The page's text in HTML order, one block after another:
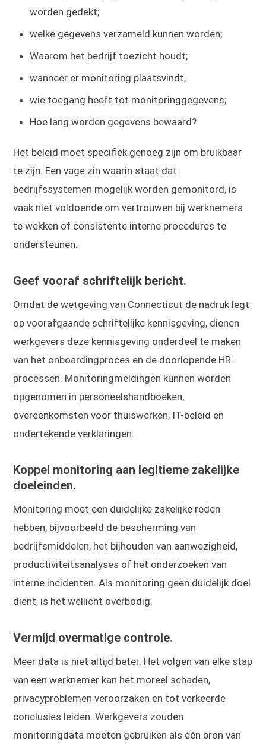
worden gedekt;
welke gegevens verzameld kunnen worden;
Waarom het bedrijf toezicht houdt;
wanneer er monitoring plaatsvindt;
wie toegang heeft tot monitoringgegevens;
Hoe lang worden gegevens bewaard?
Het beleid moet specifiek genoeg zijn om bruikbaar
te zijn. Een vage zin waarin staat dat
bedrijfssystemen mogelijk worden gemonitord, is
vaak niet voldoende om vertrouwen bij werknemers
te wekken of consistente interne procedures te
ondersteunen.
Geef vooraf schriftelijk bericht.
Omdat de wetgeving van Connecticut de nadruk legt
op voorafgaande schriftelijke kennisgeving, dienen
werkgevers deze kennisgeving onderdeel te maken
van het onboardingproces en de doorlopende HR-
processen. Monitoringmeldingen kunnen worden
opgenomen in personeelshandboeken,
overeenkomsten voor thuiswerken, IT-beleid en
ondertekende verklaringen.
Koppel monitoring aan legitieme zakelijke
doeleinden.
Monitoring moet een duidelijke zakelijke reden
hebben, bijvoorbeeld de bescherming van
bedrijfsmiddelen, het bijhouden van aanwezigheid,
productiviteitsanalyses of het onderzoeken van
interne incidenten. Als monitoring geen duidelijk doel
dient, is het wellicht overbodig.
Vermijd overmatige controle.
Meer data is niet altijd beter. Het volgen van elke stap
van een werknemer kan het moreel schaden,
privacyproblemen veroorzaken en tot verkeerde
conclusies leiden. Werkgevers zouden
monitoringdata moeten gebruiken als één bron van